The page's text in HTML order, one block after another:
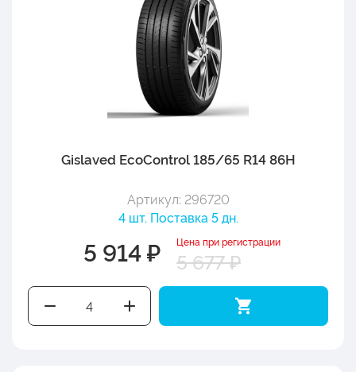
Gislaved EcoControl 185/65 R14 86H
Артикул: 296720
4 шт. Поставка 5 дн.
5 914 ₽ Цена при регистрации
5 677 ₽